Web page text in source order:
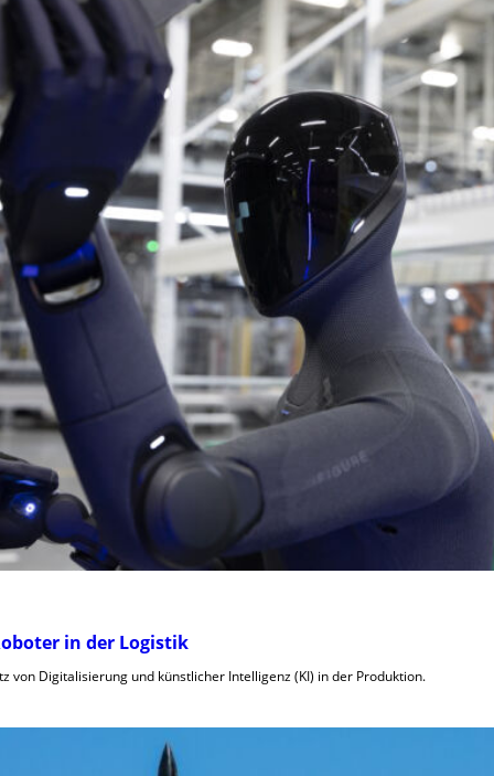
in der Logistik
von Digitalisierung und künstlicher Intelligenz (KI) in der Produktion.